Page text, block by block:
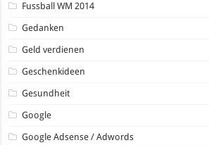
Fussball WM 2014
Gedanken
Geld verdienen
Geschenkideen
Gesundheit
Google
Google Adsense / Adwords